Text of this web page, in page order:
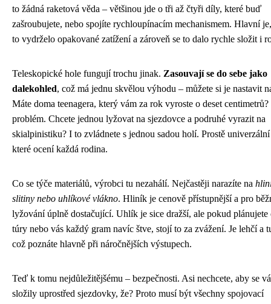
to žádná raketová věda – většinou jde o tři až čtyři díly, které buď
zašroubujete, nebo spojíte rychloupínacím mechanismem. Hlavní
to vydrželo opakované zatížení a zároveň se to dalo rychle složit i
Teleskopické hole fungují trochu jinak. Zasouvají se do sebe jako
dalekohled, což má jednu skvělou výhodu – můžete si je nastavit
Máte doma teenagera, který vám za rok vyroste o deset
problém. Chcete jednou lyžovat na sjezdovce a podruhé vyrazit na
skialpinistiku? I to zvládnete s jednou sadou holí. Prostě univerzální
které ocení každá rodina.
Co se týče materiálů, výrobci tu nezahálí. Nejčastěji narazíte na
slitiny nebo uhlíkové vlákno. Hliník je cenově přístupnější a pro
lyžování úplně dostačující. Uhlík je sice dražší, ale pokud plánujete
túry nebo vás každý gram navíc štve, stojí to za zvážení. Je lehčí a
což poznáte hlavně při náročnějších výstupech.
Teď k tomu nejdůležitějšému – bezpečnosti. Asi nechcete, aby se
složily uprostřed sjezdovky, že? Proto musí být všechny spojovací